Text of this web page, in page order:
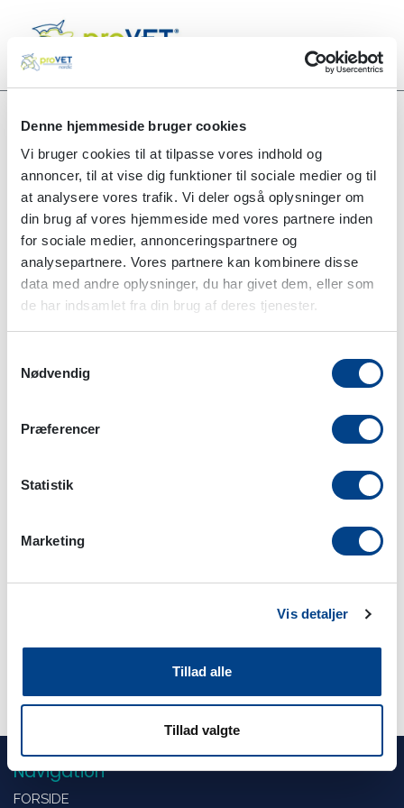
Denne hjemmeside bruger cookies
Vi bruger cookies til at tilpasse vores indhold og
annoncer, til at vise dig funktioner til sociale medier og til
at analysere vores trafik. Vi deler også oplysninger om
din brug af vores hjemmeside med vores partnere inden
for sociale medier, annonceringspartnere og
analysepartnere. Vores partnere kan kombinere disse
data med andre oplysninger, du har givet dem, eller som
de har indsamlet fra din brug af deres tjenester.
Nødvendig
Præferencer
Statistik
Marketing
Vis detaljer
Tillad alle
Tillad valgte
PO - POLYDIOXANONE
Navigation
FORSIDE